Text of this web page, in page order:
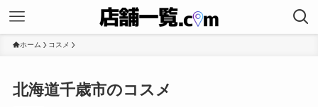
ホーム コスメ
北海道千歳市のコスメ